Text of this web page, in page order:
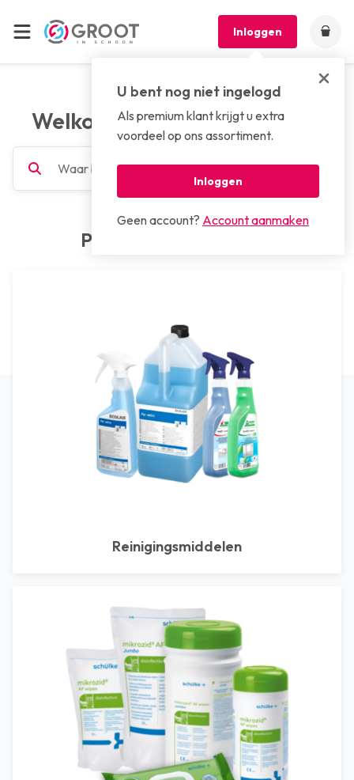
Inloggen
U bent nog niet ingelogd
Als premium klant krijgt u extra
voordeel op ons assortiment.
Inloggen
Geen account? Account aanmaken
Welkom bij GROOT in schoon
Populaire categorieën
Reinigingsmiddelen